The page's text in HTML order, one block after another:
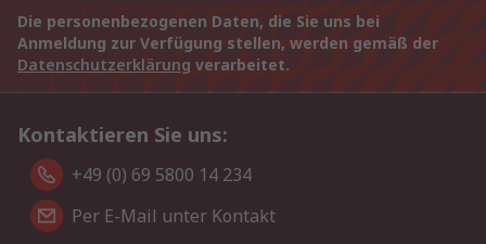
Die personenbezogenen Daten, die Sie uns bei
Anmeldung zur Verfügung stellen, werden gemäß der
Datenschutzerklärung verarbeitet.
Kontaktieren Sie uns:
+49 (0) 69 5800 14 234
Per E-Mail unter Kontakt